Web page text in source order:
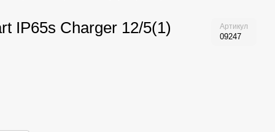
IP65s Charger 12/5(1) Артикул
09247